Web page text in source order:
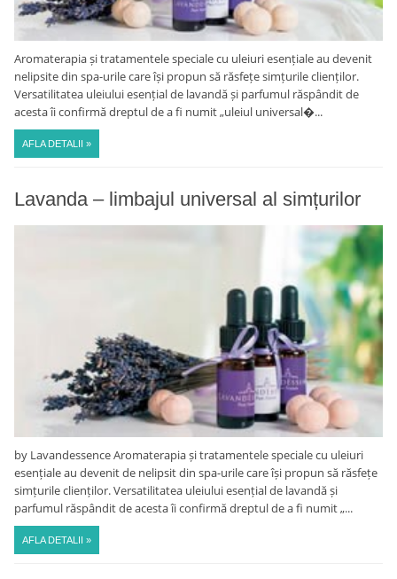
Aromaterapia și tratamentele speciale cu uleiuri esențiale au devenit
nelipsite din spa-urile care își propun să răsfețe simțurile clienților.
Versatilitatea uleiului esențial de lavandă și parfumul răspândit de
acesta îi confirmă dreptul de a fi numit „uleiul universal�...
AFLA DETALII »
Lavanda – limbajul universal al simțurilor
by Lavandessence Aromaterapia și tratamentele speciale cu uleiuri
esențiale au devenit de nelipsit din spa-urile care își propun să răsfețe
simțurile clienților. Versatilitatea uleiului esențial de lavandă și
parfumul răspândit de acesta îi confirmă dreptul de a fi numit „...
AFLA DETALII »